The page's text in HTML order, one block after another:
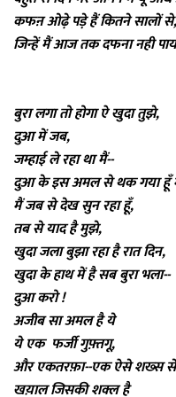
कफऩ ओढ़े पड़े हैं कितने सालों से,
जिन्हें मैं आज तक दफना नही
बुरा लगा तो होगा ऐ खुदा तुझे,
दुआ में जब,
जम्हाई ले रहा था मैं--
दुआ के इस अमल से थक गया हूँ
मैं जब से देख सुन रहा हूँ,
तब से याद है मुझे,
खुदा जला बुझा रहा है रात दिन,
खुदा के हाथ में है सब बुरा भला--
दुआ करो !
अजीब सा अमल है ये
ये एक फर्जी गुफ़्तगू,
और एकतरफ़ा--एक ऐसे शख्स
खय़ाल जिसकी शक्ल है